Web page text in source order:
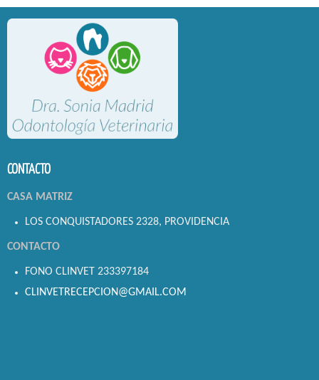
CONTACTO
CASA MATRIZ
LOS CONQUISTADORES 2328, PROVIDENCIA
CONTACTO
FONO CLINVET 233397184
CLINVETRECEPCION@GMAIL.COM